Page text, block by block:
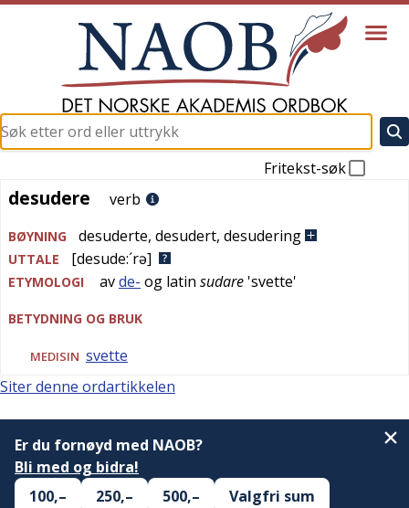
Fritekst-søk
desudere
desudere verb
BØYNING desuderte, desudert, desudering
UTTALE [desude:´rə]
ETYMOLOGI avde- og latin sudare 'svette'
BETYDNING OG BRUK
MEDISIN svette
Siter denne ordartikkelen
Er du fornøyd med NAOB?
Bli med og bidra!
100,–
250,– 500,– Valgfri sum